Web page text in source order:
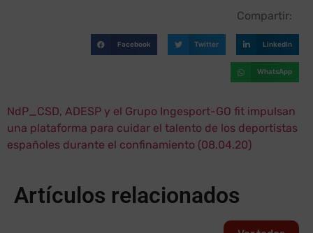
Compartir:
Facebook Twitter LinkedIn
WhatsApp
NdP_CSD, ADESP y el Grupo Ingesport-GO fit impulsan
una plataforma para cuidar el talento de los deportistas
españoles durante el confinamiento (08.04.20)
Artículos relacionados